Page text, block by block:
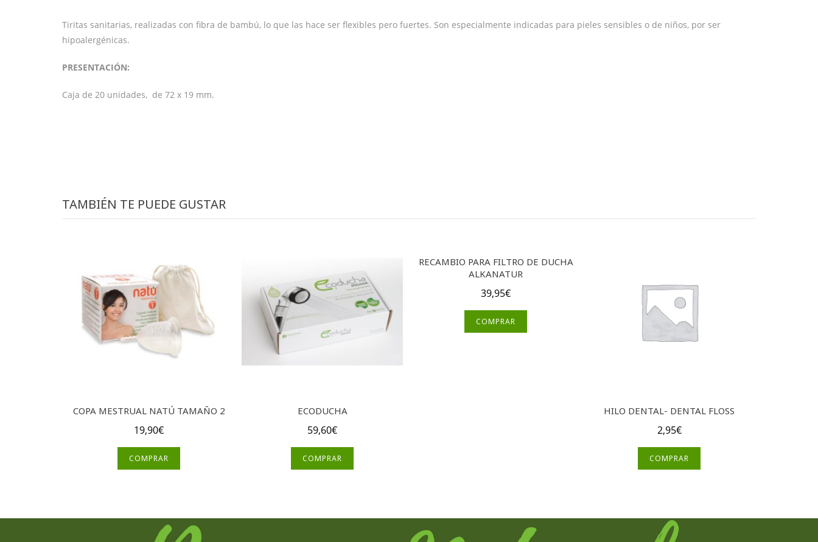
Tiritas sanitarias, realizadas con fibra de bambú, lo que las hace ser flexibles pero fuertes. Son especialmente indicadas para pieles sensibles o de niños, por ser
hipoalergénicas.
PRESENTACIÓN:
Caja de 20 unidades, de 72 x 19 mm.
TAMBIÉN TE PUEDE GUSTAR
COPA MESTRUAL NATÚ TAMAÑO 2
19,90€
COMPRAR
ECODUCHA
59,60€
COMPRAR
RECAMBIO PARA FILTRO DE DUCHA
ALKANATUR
39,95€
COMPRAR
HILO DENTAL- DENTAL FLOSS
2,95€
COMPRAR